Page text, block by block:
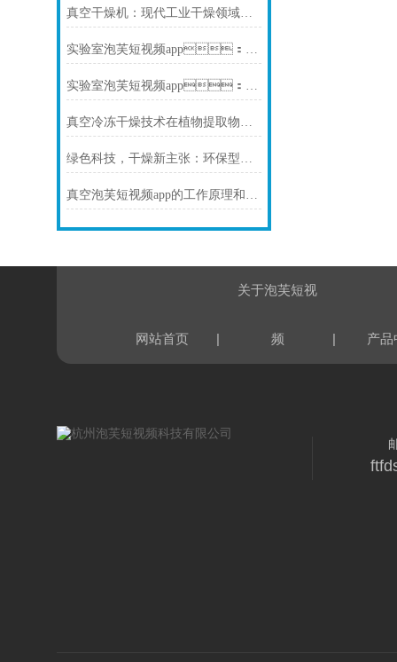
真空干燥机：现代工业干燥领域的璀璨明星
实验室泡芙短视频app：准确控温，保障样品品质无损干燥
实验室泡芙短视频app：一键操作，适用于多种样品快速冻干
真空冷冻干燥技术在植物提取物制备中的应用
绿色科技，干燥新主张：环保型实验室泡芙短视频app领潮流
真空泡芙短视频app的工作原理和优势
网站首页 |
关于泡芙短视
频 | 产品